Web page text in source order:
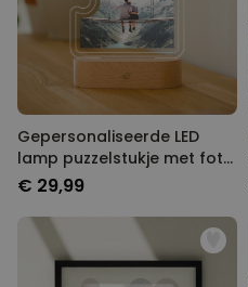
Gepersonaliseerde LED
lamp puzzelstukje met foto
en tekst
€ 29,99